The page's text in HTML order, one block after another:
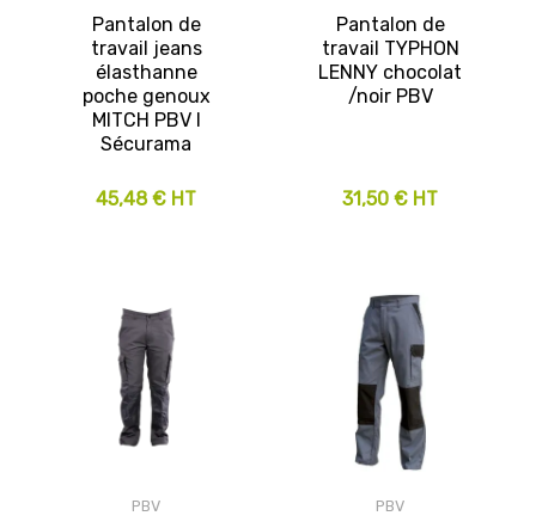
Pantalon de
travail jeans
élasthanne
poche genoux
MITCH PBV I
Sécurama
45,48 € HT
Pantalon de
travail TYPHON
LENNY chocolat
/noir PBV
31,50 € HT
PBV PBV